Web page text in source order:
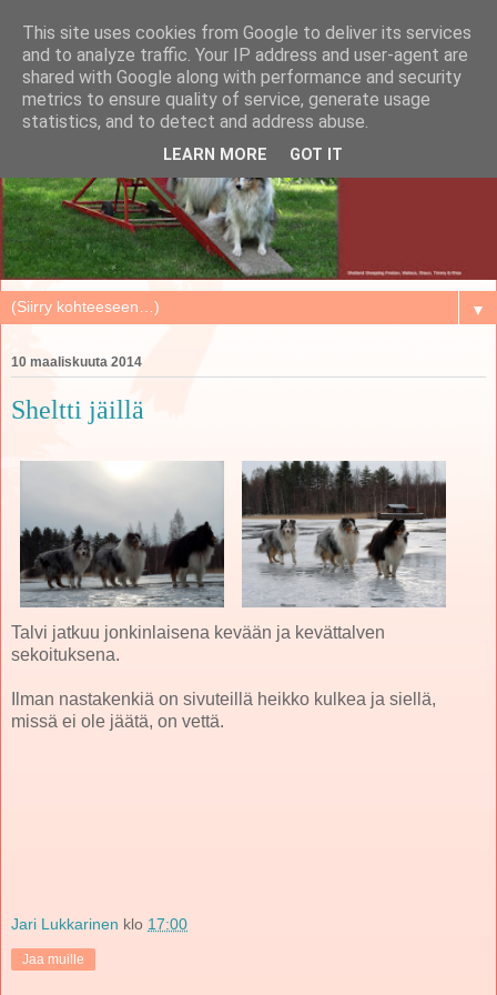
▼
10 maaliskuuta 2014
Sheltti jäillä
Talvi jatkuu jonkinlaisena kevään ja kevättalven
sekoituksena.
Ilman nastakenkiä on sivuteillä heikko kulkea ja siellä,
missä ei ole jäätä, on vettä.
Jari Lukkarinen klo 17:00
Jaa muille
This site uses cookies from Google to deliver its services
and to analyze traffic. Your IP address and user-agent are
shared with Google along with performance and security
metrics to ensure quality of service, generate usage
statistics, and to detect and address abuse.
LEARN MORE GOT IT